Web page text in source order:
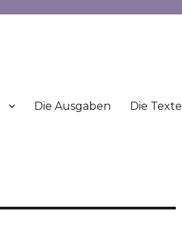
Die Ausgaben Die Texte